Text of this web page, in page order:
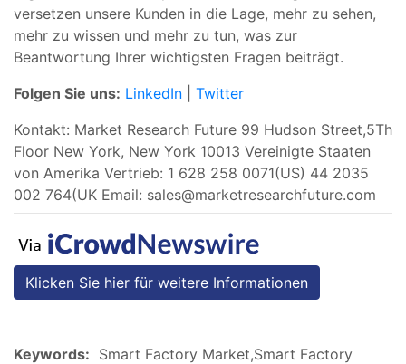
versetzen unsere Kunden in die Lage, mehr zu sehen,
mehr zu wissen und mehr zu tun, was zur
Beantwortung Ihrer wichtigsten Fragen beiträgt.
Folgen Sie uns: LinkedIn
Twitter
Kontakt: Market Research Future 99 Hudson Street,5Th
Floor New York, New York 10013 Vereinigte Staaten
von Amerika Vertrieb: 1 628 258 0071(US) 44 2035
002 764(UK Email: sales@marketresearchfuture.com
Klicken Sie hier für weitere Informationen
Keywords: Smart Factory Market,Smart Factory